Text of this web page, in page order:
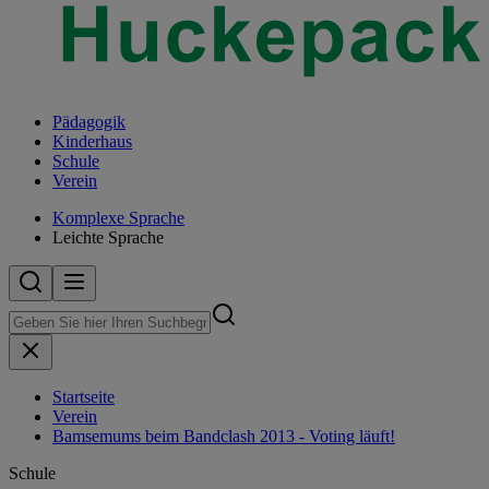
Pädagogik
Kinderhaus
Schule
Verein
Komplexe Sprache
Leichte Sprache
Startseite
Verein
Bamsemums beim Bandclash 2013 - Voting läuft!
Schule